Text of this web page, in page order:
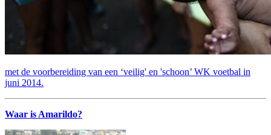
met de voorbereiding van een ‘veilig' en 'schoon’ WK voetbal in
juni 2014.
Waar is Amarildo?